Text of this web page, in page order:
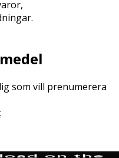
som vill prenumerera